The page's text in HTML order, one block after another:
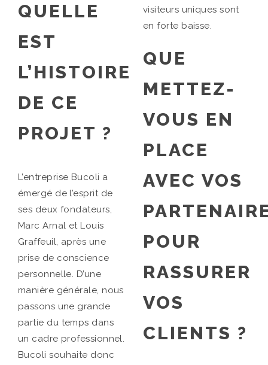
QUELLE
EST
L’HISTOIRE
DE CE
PROJET ?
L’entreprise Bucoli a
émergé de l’esprit de
ses deux fondateurs,
Marc Arnal et Louis
Graffeuil, après une
prise de conscience
personnelle. D’une
manière générale, nous
passons une grande
partie du temps dans
un cadre professionnel.
Bucoli souhaite donc
visiteurs uniques sont
en forte baisse.
QUE
METTEZ-
VOUS EN
PLACE
AVEC VOS
POUR
RASSURER
VOS
CLIENTS ?